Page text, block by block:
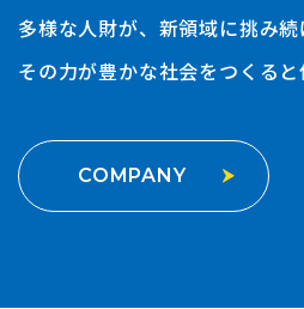
多様な人財が、新領域に挑み続
その力が豊かな社会をつくると
COMPANY